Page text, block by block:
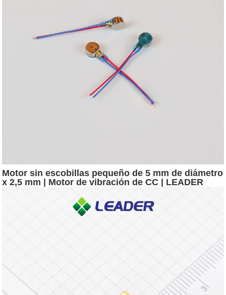
Motor sin escobillas pequeño de 5 mm de diámetro
x 2,5 mm | Motor de vibración de CC | LEADER